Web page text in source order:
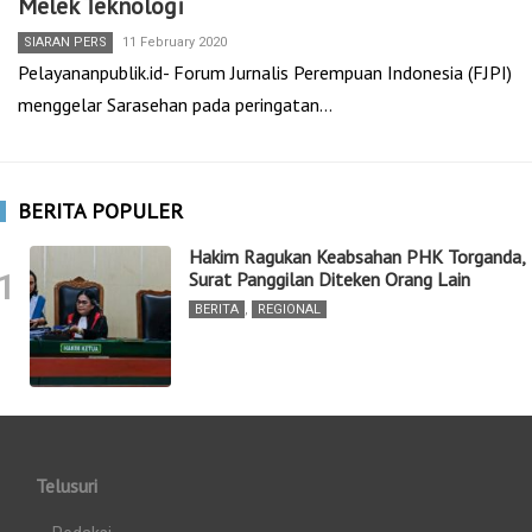
SIARAN PERS 11 February 2020
Pelayananpublik.id- Forum Jurnalis Perempuan Indonesia (FJPI)
menggelar Sarasehan pada peringatan…
BERITA POPULER
Hakim Ragukan Keabsahan PHK Torganda,
Surat Panggilan Diteken Orang Lain
BERITA , REGIONAL
Telusuri